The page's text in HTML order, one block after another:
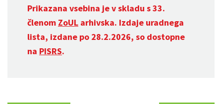
Prikazana vsebina je v skladu s 33.
členom ZoUL arhivska. Izdaje uradnega
lista, izdane po 28.2.2026, so dostopne
na PISRS.